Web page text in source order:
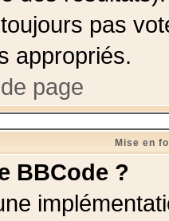
pas
appropriés.
page
Mise en
BBCode ?